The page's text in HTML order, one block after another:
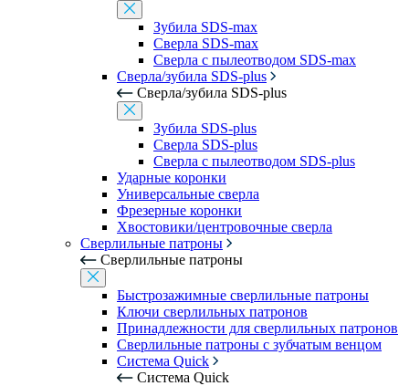
Зубила SDS-max
Сверла SDS-max
Сверла с пылеотводом SDS-max
Сверла/зубила SDS-plus
Сверла/зубила SDS-plus
Зубила SDS-plus
Сверла SDS-plus
Сверла с пылеотводом SDS-plus
Ударные коронки
Универсальные сверла
Фрезерные коронки
Хвостовики/центровочные сверла
Сверлильные патроны
Сверлильные патроны
Быстрозажимные сверлильные патроны
Ключи сверлильных патронов
Принадлежности для сверлильных патронов
Сверлильные патроны с зубчатым венцом
Система Quick
Система Quick